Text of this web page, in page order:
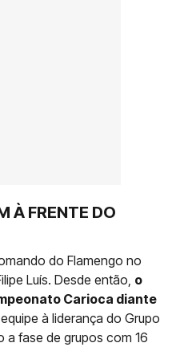
À FRENTE DO
do Flamengo no
Luís. Desde então, o
Carioca diante
à liderança do Grupo
a fase de grupos com 16